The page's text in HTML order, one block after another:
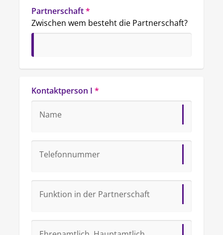
Partnerschaft*
Zwischen wem besteht die Partnerschaft?
Kontaktperson I *
Name
Telefonnummer
Funktion in der Partnerschaft